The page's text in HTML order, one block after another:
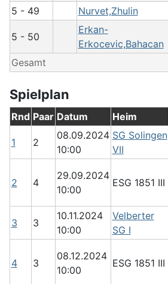
5 - 49 Nurvet,Zhulin
5 - 50
Erkan-
Erkocevic,Bahacan
Gesamt
Spielplan
Rnd Paar Datum Heim
1 2
08.09.2024
10:00
SG Solingen
VII
2 4
29.09.2024
10:00
ESG 1851 III
3 3
10.11.2024
10:00
Velberter
SG I
4 3
08.12.2024
10:00
ESG 1851 III